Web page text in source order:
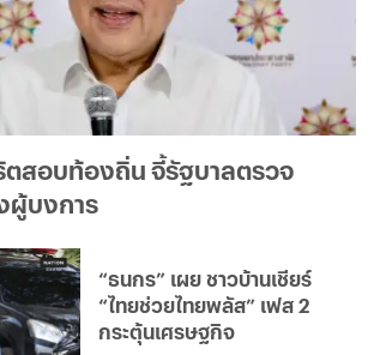
ตสอบท้องถิ่น จี้รัฐบาลตรวจ
ผู้บงการ
“ธนกร” เผย ชาวบ้านเชียร์
“ไทยช่วยไทยพลัส” เฟส 2
กระตุ้นเศรษฐกิจ